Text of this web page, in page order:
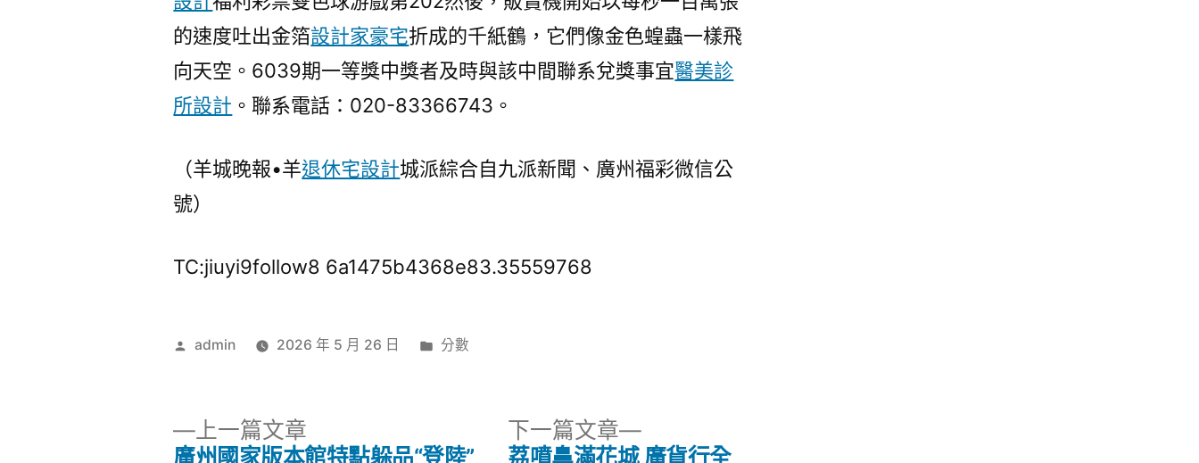
的速度吐出金箔設計家豪宅折成的千紙鶴，它們像金色蝗蟲一樣飛
向天空。6039期一等獎中獎者及時與該中間聯系兌獎事宜醫美診
所設計 。聯系電話：020-83366743。
（羊城晚報•羊退休宅設計城派綜合自九派新聞、廣州福彩微信公
號）
TC:jiuyi9follow8 6a1475b4368e83.35559768
作
admin 2026 年 5 月 26 日
分
分數
上一篇文章
一
廣州國家版本館特點躲品“登陸”
下一篇文章
下
一
荔噴鼻滿花城 廣貨行全